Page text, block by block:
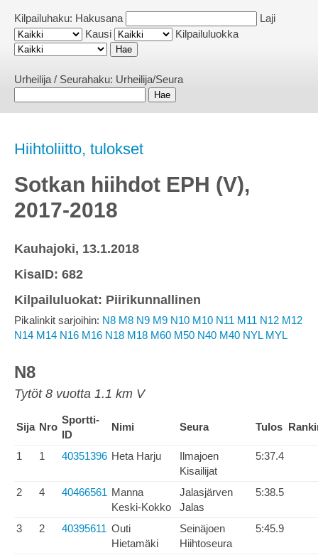
Kilpailuhaku: Hakusana
Laji
Kausi
Kilpailuluokka
Urheilija / Seurahaku: Urheilija/Seura
Hiihtoliitto, tulokset
Sotkan hiihdot EPH (V),
2017-2018
Kauhajoki, 13.1.2018
KisaID: 682
Kilpailuluokat: Piirikunnallinen
Pikalinkit sarjoihin: N8 M8 N9 M9 N10 M10 N11 M11 N12 M12
N14 M14 N16 M16 N18 M18 M60 M50 N40 M40 NYL MYL
N8
Tytöt 8 vuotta 1.1 km V
Sija Nro
Sportti-
ID
Nimi Seura Tulos
1 1 40351396 Heta Harju
Ilmajoen
Kisailijat
5:37.4
2 4 40466561 Manna
Keski-Kokko
Jalasjärven
Jalas
5:38.5
3 2 40395611 Outi
Hietamäki
Seinäjoen
Hiihtoseura
5:45.9